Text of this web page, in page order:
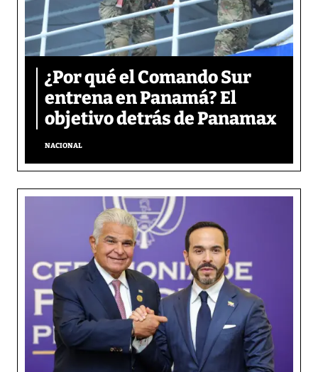
¿Por qué el Comando Sur
entrena en Panamá? El
objetivo detrás de Panamax
NACIONAL